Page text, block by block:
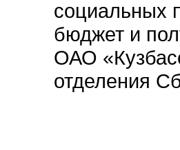
социальных
бюджет и
ОАО
отделения